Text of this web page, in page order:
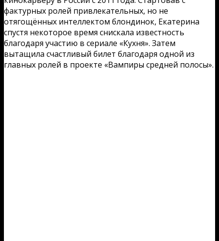
фактурных ролей привлекательных, но не
отягощённых интеллектом блондинок, Екатерина
спустя некоторое время снискала известность
благодаря участию в сериале «Кухня». Затем
вытащила счастливый билет благодаря одной из
главных ролей в проекте «Вампиры средней полосы».